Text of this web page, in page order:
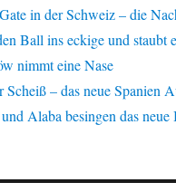
in der Schweiz – die
Ball ins eckige und staubt
nimmt eine Nase
Scheiß – das neue Spanien
Alaba besingen das